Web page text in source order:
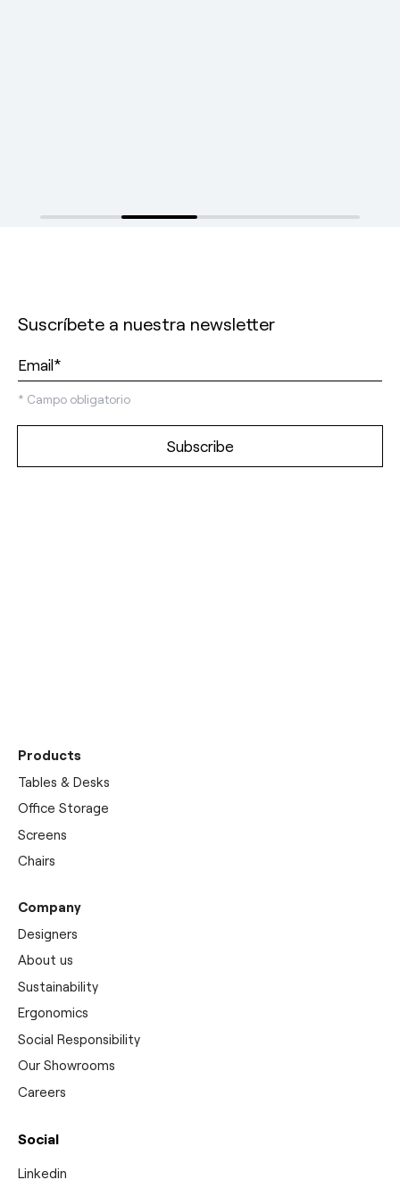
Suscríbete a nuestra newsletter
* Campo obligatorio
Products
Tables & Desks
Office Storage
Screens
Chairs
Company
Designers
About us
Sustainability
Ergonomics
Social Responsibility
Our Showrooms
Careers
Social
Linkedin